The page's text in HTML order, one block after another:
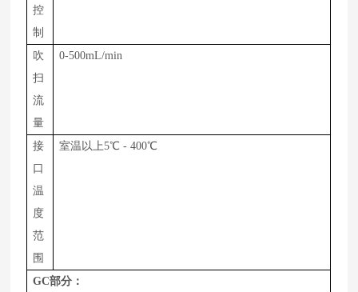
控
制
吹
扫
流
量
0-500mL/min
接
口
温
度
范
围
室温以上5℃ - 400℃
GC部分：